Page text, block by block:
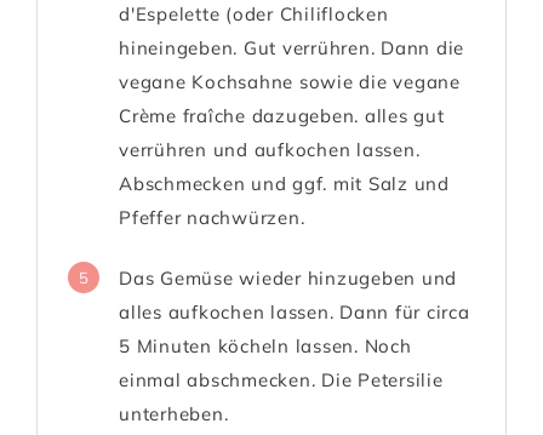
d'Espelette (oder Chiliflocken
hineingeben. Gut verrühren. Dann die
vegane Kochsahne sowie die vegane
Crème fraîche dazugeben. alles gut
verrühren und aufkochen lassen.
Abschmecken und ggf. mit Salz und
Pfeffer nachwürzen.
5
Das Gemüse wieder hinzugeben und
alles aufkochen lassen. Dann für circa
5 Minuten köcheln lassen. Noch
einmal abschmecken. Die Petersilie
unterheben.